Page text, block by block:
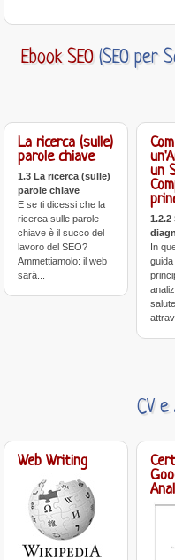
Ebook SEO(SEO per
La ricerca (sulle)
parole chiave
1.3 La ricerca (sulle)
parole chiave
E se ti dicessi che la
ricerca sulle parole
chiave è il succo del
lavoro del SEO?
Ammettiamolo: il web
sarà...
un
1.2.2
In
CV
Web Writing